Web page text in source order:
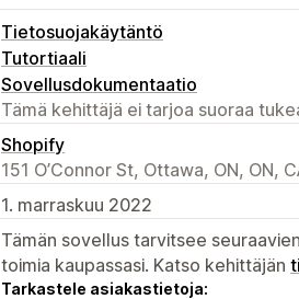
Tietosuojakäytäntö
Tutortiaali
Sovellusdokumentaatio
Tämä kehittäjä ei tarjoa suoraa
Shopify
151 O’Connor St, Ottawa, ON, ON,
1. marraskuu 2022
Tämän sovellus tarvitsee
toimia kaupassasi. Katso kehittäjän
Tarkastele asiakastietoja: